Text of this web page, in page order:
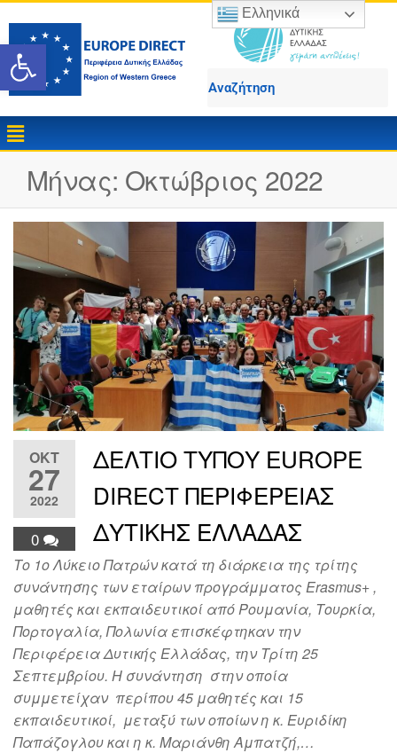
Ανοίξτε τη γραμμή
Μήνας: Οκτώβριος 2022
ΟΚΤ
27
2022
0
ΔΕΛΤΙΟ ΤΥΠΟΥ EUROPE
DIRECT ΠΕΡΙΦΕΡΕΙΑΣ
ΔΥΤΙΚΗΣ ΕΛΛΑΔΑΣ
Το 1ο Λύκειο Πατρών κατά τη διάρκεια της τρίτης
συνάντησης των εταίρων προγράμματος Erasmus+ ,
μαθητές και εκπαιδευτικοί από Ρουμανία, Τουρκία,
Πορτογαλία, Πολωνία επισκέφτηκαν την
Περιφέρεια Δυτικής Ελλάδας, την Τρίτη 25
Σεπτεμβρίου. Η συνάντηση στην οποία
συμμετείχαν περίπου 45 μαθητές και 15
εκπαιδευτικοί, μεταξύ των οποίων η κ. Ευριδίκη
Παπάζογλου και η κ. Μαριάνθη Αμπατζή,…
Ελληνικά